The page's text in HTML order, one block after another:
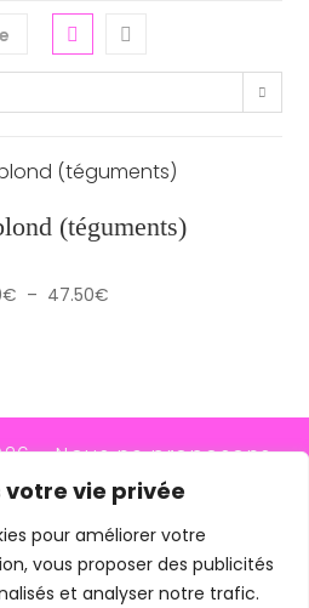
votre vie privée
pour améliorer votre
vous proposer des publicités
et analyser notre trafic.
- Nous ne proposons
Relais Colis (placés en
le 10/03/26, ils
livraisons depuis le
(téguments)
€ – 47.50€